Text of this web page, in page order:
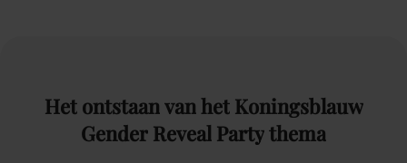
Het ontstaanvanhet Koningsblauw
Gender Reveal Partythema